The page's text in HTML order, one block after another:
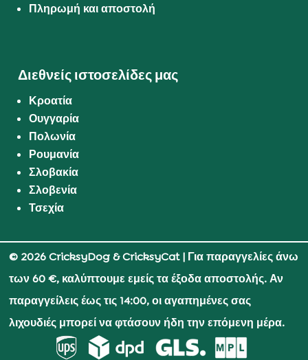
Πληρωμή και αποστολή
Διεθνείς ιστοσελίδες μας
Κροατία
Ουγγαρία
Πολωνία
Ρουμανία
Σλοβακία
Σλοβενία
Τσεχία
© 2026 CricksyDog & CricksyCat| Για παραγγελίες άνω
των 60 €, καλύπτουμε εμείς τα έξοδα αποστολής. Αν
παραγγείλεις έως τις 14:00, οι αγαπημένες σας
λιχουδιές μπορεί να φτάσουν ήδη την επόμενη μέρα.